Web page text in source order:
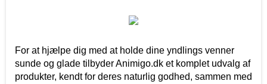
For at hjælpe dig med at holde dine yndlings venner
sunde og glade tilbyder Animigo.dk et komplet udvalg af
produkter, kendt for deres naturlig godhed, sammen med